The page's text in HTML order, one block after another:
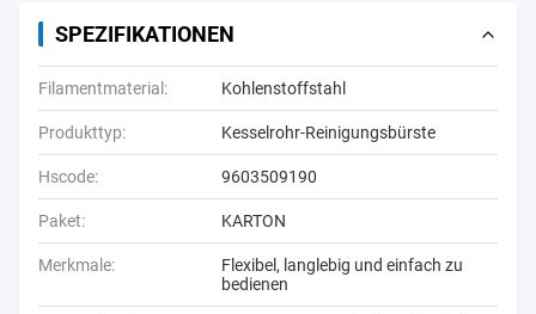
SPEZIFIKATIONEN
Filamentmaterial: Kohlenstoffstahl
Produkttyp: Kesselrohr-Reinigungsbürste
Hscode: 9603509190
Paket: KARTON
Merkmale:
Flexibel, langlebig und einfach zu
bedienen